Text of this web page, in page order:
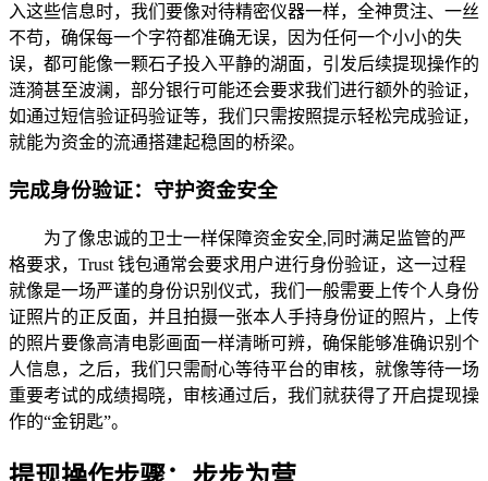
入这些信息时，我们要像对待精密仪器一样，全神贯注、一丝
不苟，确保每一个字符都准确无误，因为任何一个小小的失
误，都可能像一颗石子投入平静的湖面，引发后续提现操作的
涟漪甚至波澜，部分银行可能还会要求我们进行额外的验证，
如通过短信验证码验证等，我们只需按照提示轻松完成验证，
就能为资金的流通搭建起稳固的桥梁。
完成身份验证：守护资金安全
为了像忠诚的卫士一样保障资金安全,同时满足监管的严
格要求，Trust 钱包通常会要求用户进行身份验证，这一过程
就像是一场严谨的身份识别仪式，我们一般需要上传个人身份
证照片的正反面，并且拍摄一张本人手持身份证的照片，上传
的照片要像高清电影画面一样清晰可辨，确保能够准确识别个
人信息，之后，我们只需耐心等待平台的审核，就像等待一场
重要考试的成绩揭晓，审核通过后，我们就获得了开启提现操
作的“金钥匙”。